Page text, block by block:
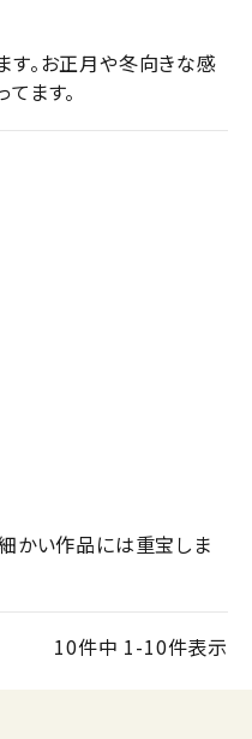
す。お正月や冬向きな感
ます。
細かい作品には重宝しま
10件中 1-10件表示